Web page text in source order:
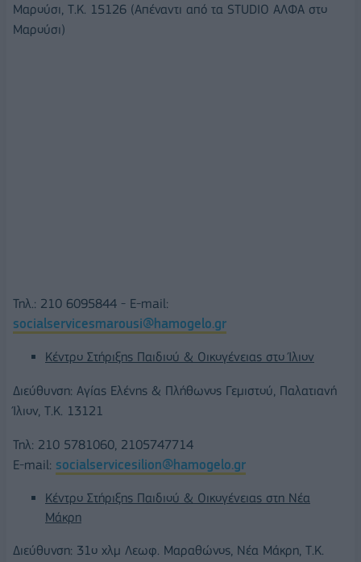
Μαρούσι, Τ.Κ. 15126 (Απέναντι από τα STUDIO ΑΛΦΑ στο
Μαρούσι)
Τηλ.: 210 6095844 - E-mail:
socialservicesmarousi@hamogelo.gr
Κέντρο Στήριξης Παιδιού & Οικογένειας στο Ίλιον
Διεύθυνση: Αγίας Ελένης & Πλήθωνος Γεμιστού, Παλατιανή
Ίλιον, Τ.Κ. 13121
Τηλ: 210 5781060, 2105747714
E-mail: socialservicesilion@hamogelo.gr
Κέντρο Στήριξης Παιδιού & Οικογένειας στη Νέα
Μάκρη
Διεύθυνση: 31ο χλμ Λεωφ. Μαραθώνος, Νέα Μάκρη, Τ.Κ.